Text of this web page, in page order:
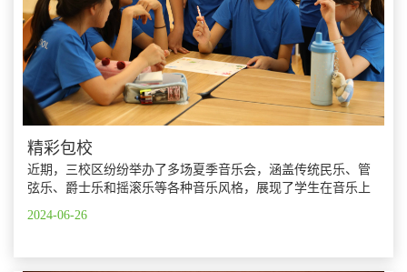
精彩包校
近期，三校区纷纷举办了多场夏季音乐会，涵盖传统民乐、管
弦乐、爵士乐和摇滚乐等各种音乐风格，展现了学生在音乐上
2024-06-26